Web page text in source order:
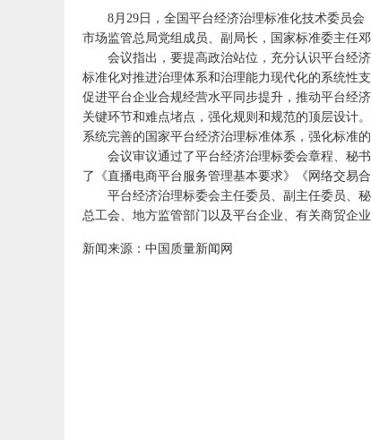
8月29日，全国平台经济治理标准化技术委员
市场监管总局党组成员、副局长，国家标准委主任
会议指出，要提高政治站位，充分认识平台经
标准化对推进治理体系和治理能力现代化的系统性
促进平台企业合规经营水平同步提升，推动平台经
关键环节和难点堵点，强化规则和规范的顶层设计
系统完善的国家平台经济治理标准体系，强化标准
会议审议通过了平台经济治理标委会章程、秘
了《直播电商平台服务管理基本要求》《网络交易
平台经济治理标委会主任委员、副主任委员、
总工会、地方监管部门以及平台企业、有关商贸企
新闻来源：中国质量新闻网